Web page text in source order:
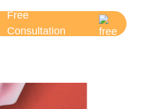
Free
Consultation